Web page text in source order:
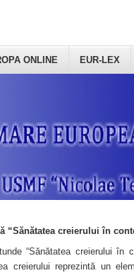
ONLINE EUR-LEX
“Sănătatea creierului în
“Sănătatea creierului în
creierului reprezintă un